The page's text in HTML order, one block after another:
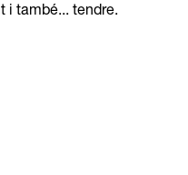
i també... tendre.